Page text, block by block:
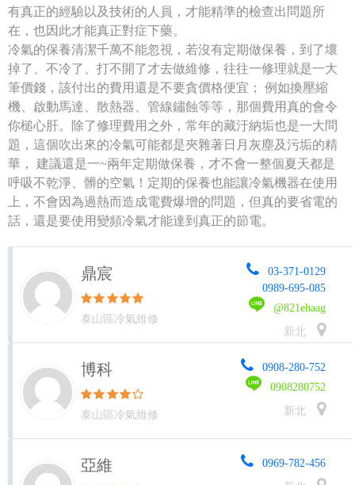
有真正的經驗以及技術的人員，才能精準的檢查出問題所
在，也因此才能真正對症下藥。
冷氣的保養清潔千萬不能忽視，若沒有定期做保養，到了壞
掉了、不冷了、打不開了才去做維修，往往一修理就是一大
筆價錢，該付出的費用還是不要貪價格便宜； 例如換壓縮
機、啟動馬達、散熱器、管線鏽蝕等等，那個費用真的會令
你槌心肝。除了修理費用之外，常年的藏汙納垢也是一大問
題，這個吹出來的冷氣可能都是夾雜著日月灰塵及污垢的精
華， 建議還是一~兩年定期做保養，才不會一整個夏天都是
呼吸不乾淨、髒的空氣！定期的保養也能讓冷氣機器在使用
上，不會因為過熱而造成電費爆增的問題，但真的要省電的
話，還是要使用變頻冷氣才能達到真正的節電。
鼎宸
泰山區冷氣維修
03-371-0129
0989-695-085
@821ehaag
新北
博科
泰山區冷氣維修
0908-280-752
0908280752
新北
亞維
0969-782-456